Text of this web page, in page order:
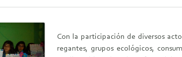
Con la participación de diversos
regantes, grupos ecológicos,